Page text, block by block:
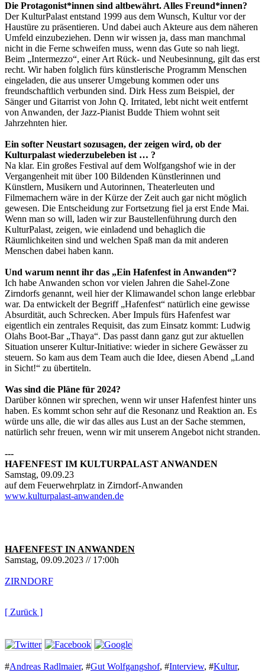
Die Protagonist*innen sind altbewährt. Alles Freund*innen?
Der KulturPalast entstand 1999 aus dem Wunsch, Kultur vor der
Haustüre zu präsentieren. Und dabei auch Akteure aus dem näheren
Umfeld einzubeziehen. Denn wir wissen ja, dass man manchmal
nicht in die Ferne schweifen muss, wenn das Gute so nah liegt.
Beim „Intermezzo“, einer Art Rück- und Neubesinnung, gilt das erst
recht. Wir haben folglich fürs künstlerische Programm Menschen
eingeladen, die aus unserer Umgebung kommen oder uns
freundschaftlich verbunden sind. Dirk Hess zum Beispiel, der
Sänger und Gitarrist von John Q. Irritated, lebt nicht weit entfernt
von Anwanden, der Jazz-Pianist Budde Thiem wohnt seit
Jahrzehnten hier.
Ein softer Neustart sozusagen, der zeigen wird, ob der
Kulturpalast wiederzubeleben ist … ?
Na klar. Ein großes Festival auf dem Wolfgangshof wie in der
Vergangenheit mit über 100 Bildenden Künstlerinnen und
Künstlern, Musikern und Autorinnen, Theaterleuten und
Filmemachern wäre in der Kürze der Zeit auch gar nicht möglich
gewesen. Die Entscheidung zur Fortsetzung fiel ja erst Ende Mai.
Wenn man so will, laden wir zur Baustellenführung durch den
KulturPalast, zeigen, wie einladend und behaglich die
Räumlichkeiten sind und welchen Spaß man da mit anderen
Menschen dabei haben kann.
Und warum nennt ihr das „Ein Hafenfest in Anwanden“?
Ich habe Anwanden schon vor vielen Jahren die Sahel-Zone
Zirndorfs genannt, weil hier der Klimawandel schon lange erlebbar
war. Da entwickelt der Begriff „Hafenfest“ natürlich eine gewisse
Absurdität, auch Schrecken. Aber Impuls fürs Hafenfest war
eigentlich ein zentrales Requisit, das zum Einsatz kommt: Ludwig
Olahs Boot-Bar „Thaya“. Das passt dann ganz gut zur aktuellen
Situation unserer Kultur-Initiative: wieder in sichere Gewässer zu
steuern. So kam aus dem Team auch die Idee, diesen Abend „Land
in Sicht!“ zu übertiteln.
Was sind die Pläne für 2024?
Darüber können wir sprechen, wenn wir unser Hafenfest hinter uns
haben. Es kommt schon sehr auf die Resonanz und Reaktion an. Es
würde uns alle, die wir das alles aus Lust an der Sache stemmen,
natürlich sehr freuen, wenn wir mit unserem Angebot nicht stranden.
---
HAFENFEST IM KULTURPALAST ANWANDEN
Samstag, 09.09.23
auf dem Feuerwehrplatz in Zirndorf-Anwanden
www.kulturpalast-anwanden.de
HAFENFEST IN ANWANDEN
Samstag, 09.09.2023 // 17:00h
ZIRNDORF
[ Zurück ]
#Andreas Radlmaier, #Gut Wolfgangshof, #Interview, #Kultur,